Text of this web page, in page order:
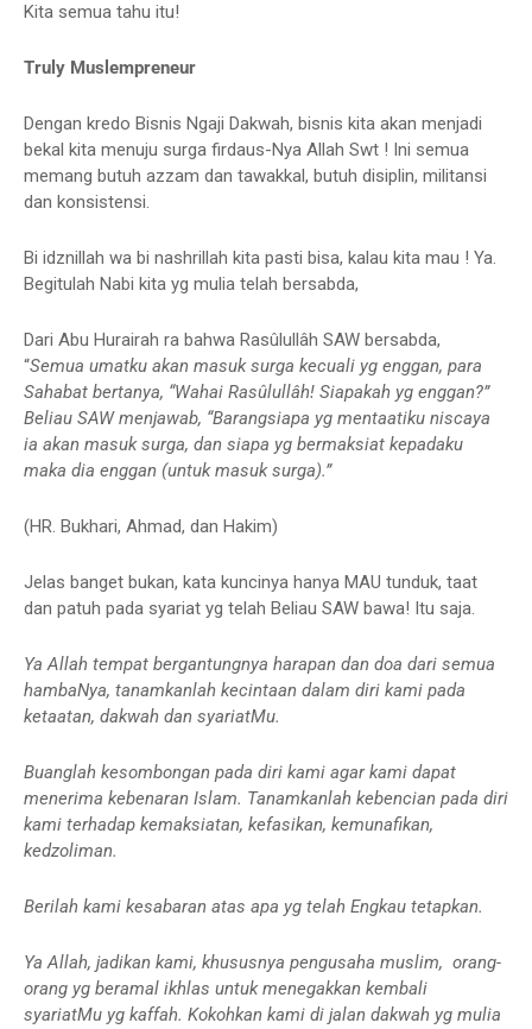
Kita semua tahu itu!
Truly Muslempreneur
Dengan kredo Bisnis Ngaji Dakwah, bisnis kita akan menjadi
bekal kita menuju surga firdaus-Nya Allah Swt ! Ini semua
memang butuh azzam dan tawakkal, butuh disiplin, militansi
dan konsistensi.
Bi idznillah wa bi nashrillah kita pasti bisa, kalau kita mau ! Ya.
Begitulah Nabi kita yg mulia telah bersabda,
Dari Abu Hurairah ra bahwa Rasûlullâh SAW bersabda,
“Semua umatku akan masuk surga kecuali yg enggan, para
Sahabat bertanya, “Wahai Rasûlullâh! Siapakah yg enggan?”
Beliau SAW menjawab, “Barangsiapa yg mentaatiku niscaya
ia akan masuk surga, dan siapa yg bermaksiat kepadaku
maka dia enggan (untuk masuk surga).”
(HR. Bukhari, Ahmad, dan Hakim)
Jelas banget bukan, kata kuncinya hanya MAU tunduk, taat
dan patuh pada syariat yg telah Beliau SAW bawa! Itu saja.
Ya Allah tempat bergantungnya harapan dan doa dari semua
hambaNya, tanamkanlah kecintaan dalam diri kami pada
ketaatan, dakwah dan syariatMu.
Buanglah kesombongan pada diri kami agar kami dapat
menerima kebenaran Islam. Tanamkanlah kebencian pada diri
kami terhadap kemaksiatan, kefasikan, kemunafikan,
kedzoliman.
Berilah kami kesabaran atas apa yg telah Engkau tetapkan.
Ya Allah, jadikan kami, khususnya pengusaha muslim, orang-
orang yg beramal ikhlas untuk menegakkan kembali
syariatMu yg kaffah. Kokohkan kami di jalan dakwah yg mulia